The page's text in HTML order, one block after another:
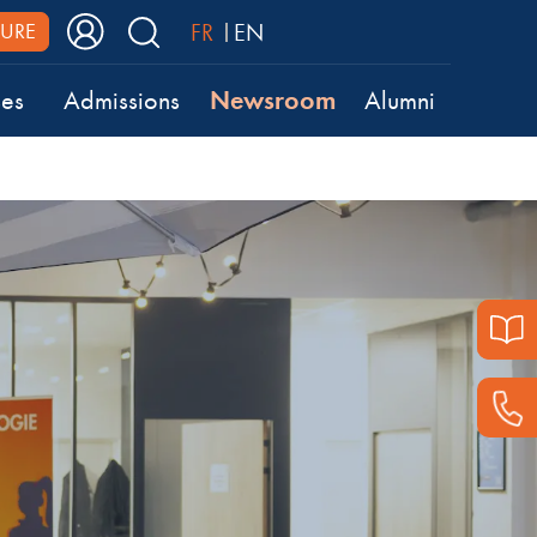
FR EN
Admissions Newsroom Alumni